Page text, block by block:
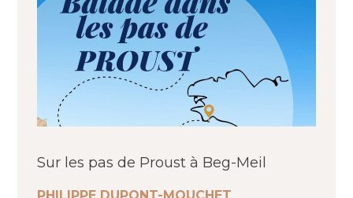
Sur les pas de Proust à Beg-Meil